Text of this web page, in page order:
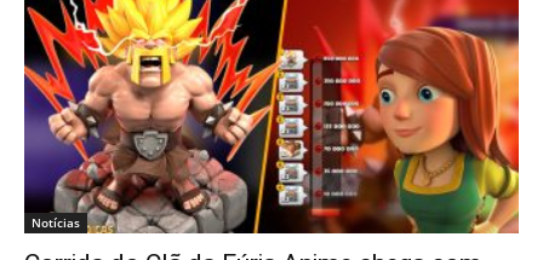
Notícias